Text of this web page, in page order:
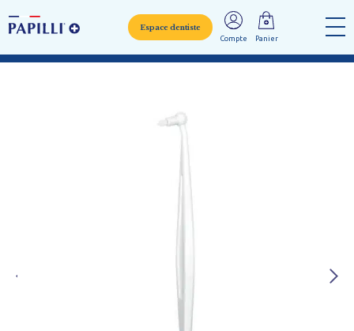
Espace dentiste
Compte Panier